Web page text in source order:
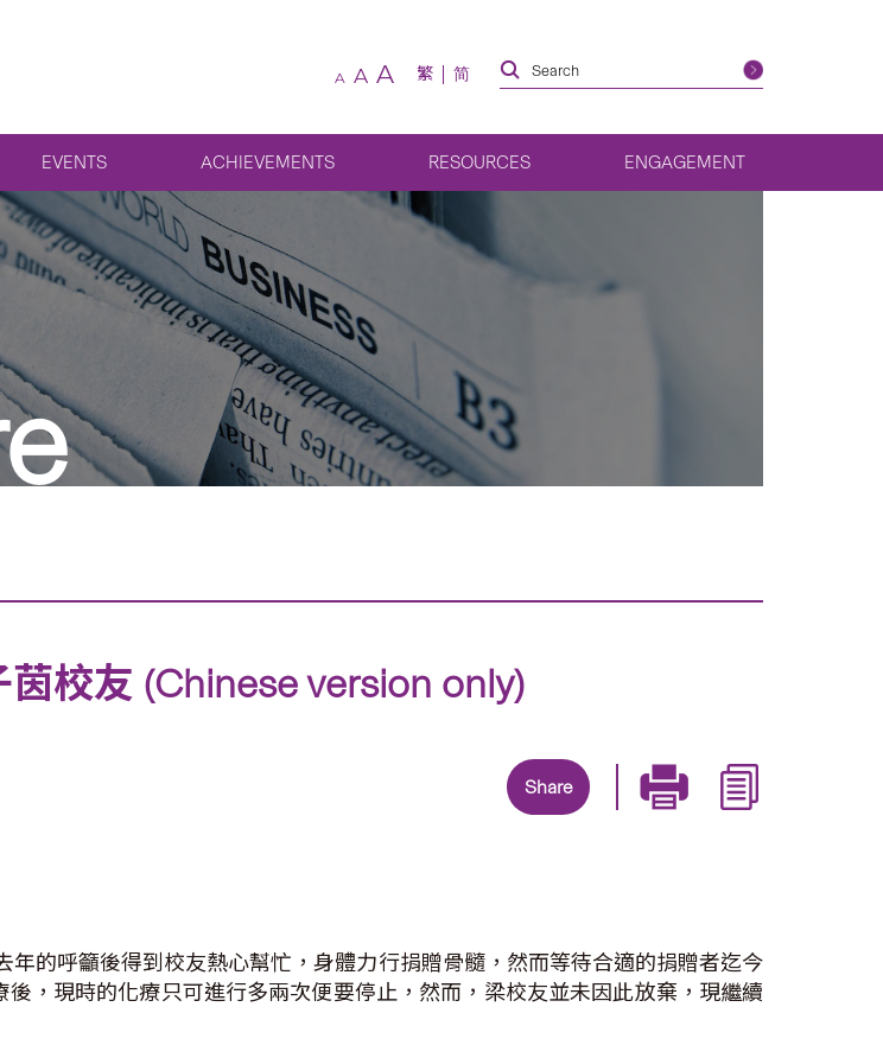
A A A 繁 简
EVENTS ACHIEVEMENTS RESOURCES ENGAGEMENT
校友 (Chinese version only)
Share
的呼籲後得到校友熱心幫忙，身體力行捐贈骨髓，然而等待合適的捐贈者迄今
，現時的化療只可進行多兩次便要停止，然而，梁校友並未因此放棄，現繼續